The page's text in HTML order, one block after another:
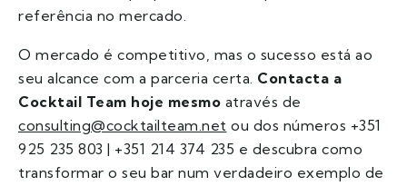
referência no mercado.
O mercado é competitivo, mas o sucesso está ao
seu alcance com a parceria certa. Contacta a
Cocktail Team hoje mesmo através de
consulting@cocktailteam.net ou dos números +351
925 235 803 | +351 214 374 235 e descubra como
transformar o seu bar num verdadeiro exemplo de